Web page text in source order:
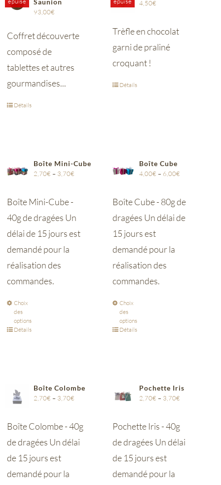
Saunion
93,00€
Coffret découverte
composé de
tablettes et autres
gourmandises...
Détails
4,50€
Trèfle en chocolat
garni de praliné
croquant !
Détails
Boîte Mini-Cube
2,70€ – 3,70€
Boîte Mini-Cube -
40g de dragées Un
délai de 15 jours est
demandé pour la
réalisation des
commandes.
Choix
des
options
Détails
Boîte Cube
4,00€ – 6,00€
Boîte Cube - 80g de
dragées Un délai de
15 jours est
demandé pour la
réalisation des
commandes.
Choix
des
options
Détails
Boîte Colombe
2,70€ – 3,70€
Boîte Colombe - 40g
de dragées Un délai
de 15 jours est
demandé pour la
Pochette Iris
2,70€ – 3,70€
Pochette Iris - 40g
de dragées Un délai
de 15 jours est
demandé pour la